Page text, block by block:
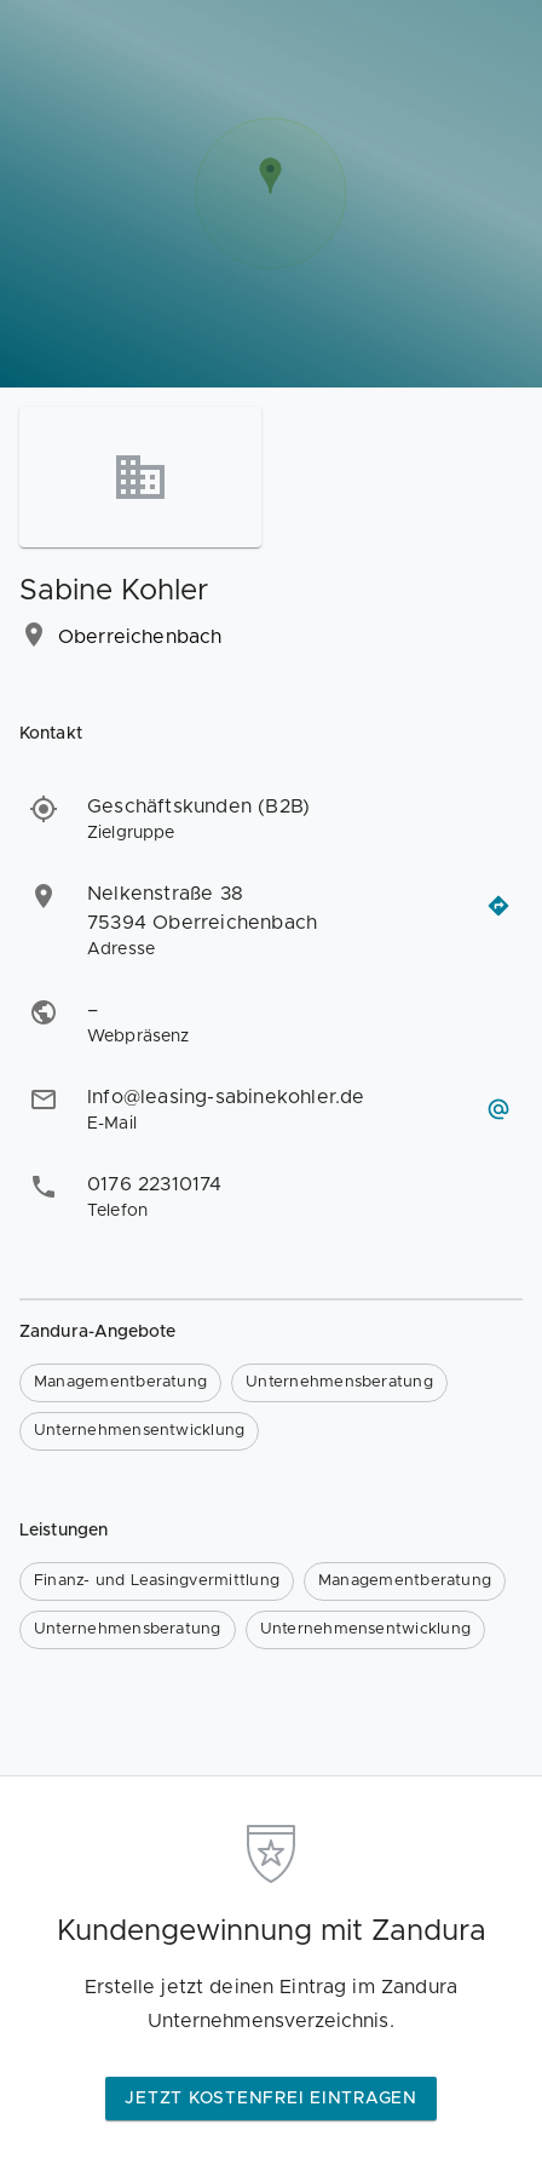
Webinare Magazin
Sabine Kohler
Oberreichenbach
Kontakt
Geschäftskunden (B2B)
Zielgruppe
Nelkenstraße 38
75394 Oberreichenbach
Adresse
–
Webpräsenz
Info@leasing-sabinekohler.de
E-Mail
0176 22310174
Telefon
Zandura-Angebote
Managementberatung Unternehmensberatung
Unternehmensentwicklung
Leistungen
Finanz- und Leasingvermittlung Managementberatung
Unternehmensberatung Unternehmensentwicklung
Kundengewinnung mit Zandura
Erstelle jetzt deinen Eintrag im Zandura
Unternehmensverzeichnis.
JETZT KOSTENFREI EINTRAGEN